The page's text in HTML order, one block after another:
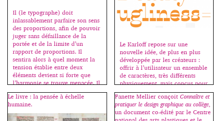
Il (le typographe) doit
inlassablement parfaire son sens
des proportions, afin de pouvoir
juger sans défaillance de la
portée et de la limite d’un
rapport de proportions. Il
sentira alors à quel moment la
tension établie entre deux
éléments devient si forte que
l’harmonie se trouve menacée. Il
apprendra à éviter les rapports
sans tension […]
Le Karloff repose sur une
nouvelle idée, de plus en plus
développée par les créateurs :
offrir à l’utilisateur un ensemble
de caractères, très différents
physiquement, mais conçus pour
aller de pair. Avec beaucoup
d’humour, Peter Bilak, de la
fonderie Typothèque, interroge
les codes du bon goût en alliant
Le livre : la pensée à échelle
humaine.
Fanette Mellier conçoit Connaître et
pratiquer le design graphique au collège,
un document co-édité par le Centre